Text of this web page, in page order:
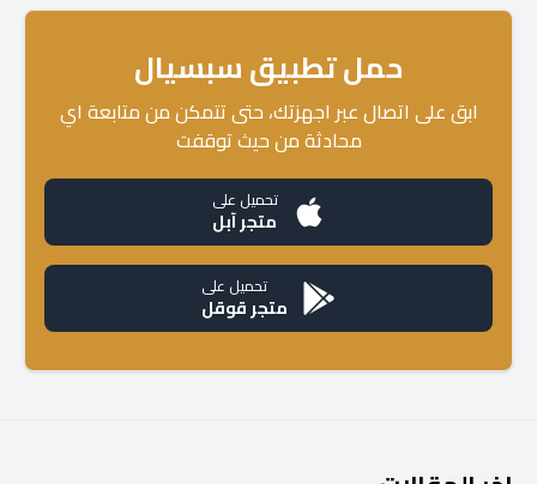
حمل تطبيق سبسيال
ابق على اتصال عبر اجهزتك، حتى تتمكن من متابعة اي
محادثة من حيث توقفت
تحميل على
متجر آبل
تحميل على
متجر قوقل